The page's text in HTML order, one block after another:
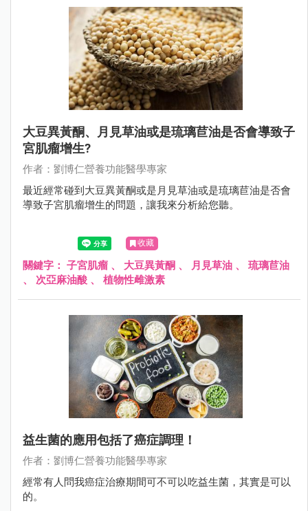
大豆異黃酮、月見草油或是琉璃苣油是否會導致子
宮肌瘤增生?
作者：劉博仁營養功能醫學專家
最近經常碰到大豆異黃酮或是月見草油或是琉璃苣油是否會
導致子宮肌瘤增生的問題，讓我來分析給您聽。
收藏
關鍵字： 子宮肌瘤 、 大豆異黃酮 、 月見草油 、 琉璃苣油
、 次亞麻油酸 、 植物性雌激素
益生菌的應用包括了癌症調理！
作者：劉博仁營養功能醫學專家
經常有人問我癌症治療期間可不可以吃益生菌，其實是可以
的。